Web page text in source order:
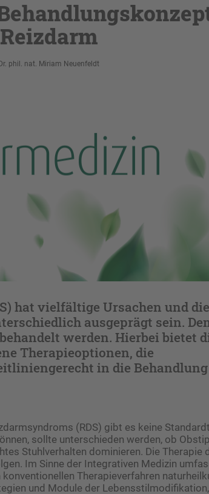
Reizdarm
phil. nat. Miriam Neuenfeldt
hat vielfältige Ursachen und die
ausgeprägt sein.
werden. Hierbei bietet
Therapieoptionen, die
in die Behandlung
(RDS) gibt es keine
sollte unterschieden werden, ob
Stuhlverhalten dominieren. Die Therapie
Im Sinne der Integrativen Medizin
­Therapieverfahren
und Module der